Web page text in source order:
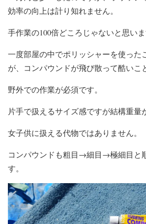
効率の向上は計り知れません。
手作業の100倍どころじゃないと思いま
一度部屋の中でポリッシャーを使った
が、コンパウンドが飛び散って酷いこ
野外での作業が必須です。
片手で扱えるサイズ感ですが結構重量
女子供に扱える代物ではありません。
コンパウンドも粗目→細目→極細目と
す。